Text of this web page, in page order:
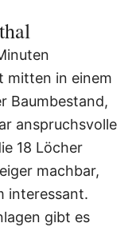
mitten in einem
Baumbestand,
anspruchsvolle
18 Löcher
machbar,
interessant.
gibt es